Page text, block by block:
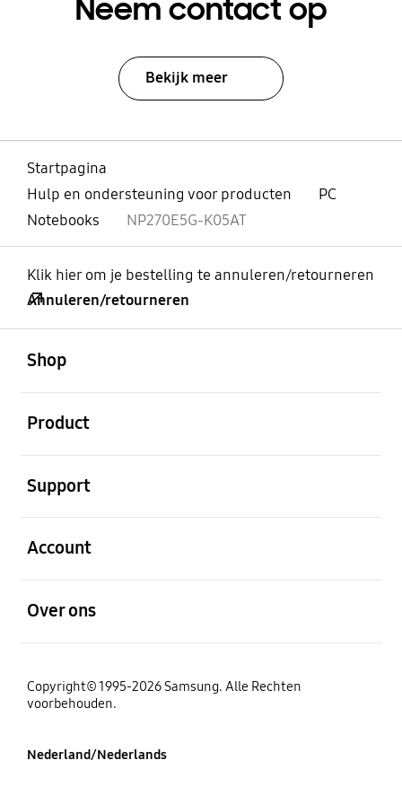
Neem contact op
Bekijk meer
Startpagina
Hulp en ondersteuning voor producten
PC
Notebooks
NP270E5G-K05AT
Klik hier om je bestelling te annuleren/retourneren
Annuleren/retourneren
Shop
Product
Support
Account
Over ons
Copyright© 1995-2026 Samsung. Alle Rechten
voorbehouden.
Nederland/Nederlands